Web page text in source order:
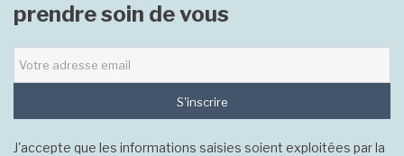
prendre soin de vous
S'inscrire
J'accepte que les informations saisies soient exploitées par la